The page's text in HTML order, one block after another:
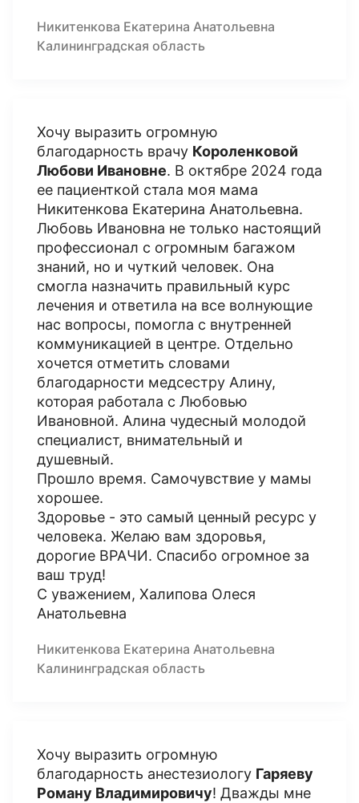
Никитенкова Екатерина Анатольевна
Калининградская область
Хочу выразить огромную
благодарность врачу Короленковой
Любови Ивановне. В октябре 2024 года
ее пациенткой стала моя мама
Никитенкова Екатерина Анатольевна.
Любовь Ивановна не только настоящий
профессионал с огромным багажом
знаний, но и чуткий человек. Она
смогла назначить правильный курс
лечения и ответила на все волнующие
нас вопросы, помогла с внутренней
коммуникацией в центре. Отдельно
хочется отметить словами
благодарности медсестру Алину,
которая работала с Любовью
Ивановной. Алина чудесный молодой
специалист, внимательный и
душевный.
Прошло время. Самочувствие у мамы
хорошее.
Здоровье - это самый ценный ресурс у
человека. Желаю вам здоровья,
дорогие ВРАЧИ. Спасибо огромное за
ваш труд!
С уважением, Халипова Олеся
Анатольевна
Никитенкова Екатерина Анатольевна
Калининградская область
Хочу выразить огромную
благодарность анестезиологу Гаряеву
Роману Владимировичу! Дважды мне